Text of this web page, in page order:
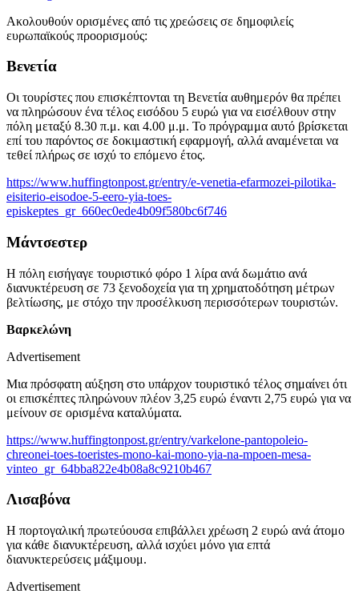
Ακολουθούν ορισμένες από τις χρεώσεις σε δημοφιλείς
ευρωπαϊκούς προορισμούς:
Βενετία
Οι τουρίστες που επισκέπτονται τη Βενετία αυθημερόν θα πρέπει
να πληρώσουν ένα τέλος εισόδου 5 ευρώ για να εισέλθουν στην
πόλη μεταξύ 8.30 π.μ. και 4.00 μ.μ. Το πρόγραμμα αυτό βρίσκεται
επί του παρόντος σε δοκιμαστική εφαρμογή, αλλά αναμένεται να
τεθεί πλήρως σε ισχύ το επόμενο έτος.
https://www.huffingtonpost.gr/entry/e-venetia-efarmozei-pilotika-
eisiterio-eisodoe-5-eero-yia-toes-
episkeptes_gr_660ec0ede4b09f580bc6f746
Μάντσεστερ
Η πόλη εισήγαγε τουριστικό φόρο 1 λίρα ανά δωμάτιο ανά
διανυκτέρευση σε 73 ξενοδοχεία για τη χρηματοδότηση μέτρων
βελτίωσης, με στόχο την προσέλκυση περισσότερων τουριστών.
Βαρκελώνη
Advertisement
Μια πρόσφατη αύξηση στο υπάρχον τουριστικό τέλος σημαίνει ότι
οι επισκέπτες πληρώνουν πλέον 3,25 ευρώ έναντι 2,75 ευρώ για να
μείνουν σε ορισμένα καταλύματα.
https://www.huffingtonpost.gr/entry/varkelone-pantopoleio-
chreonei-toes-toeristes-mono-kai-mono-yia-na-mpoen-mesa-
vinteo_gr_64bba822e4b08a8c9210b467
Λισαβόνα
Η πορτογαλική πρωτεύουσα επιβάλλει χρέωση 2 ευρώ ανά άτομο
για κάθε διανυκτέρευση, αλλά ισχύει μόνο για επτά
διανυκτερεύσεις μάξιμουμ.
Advertisement